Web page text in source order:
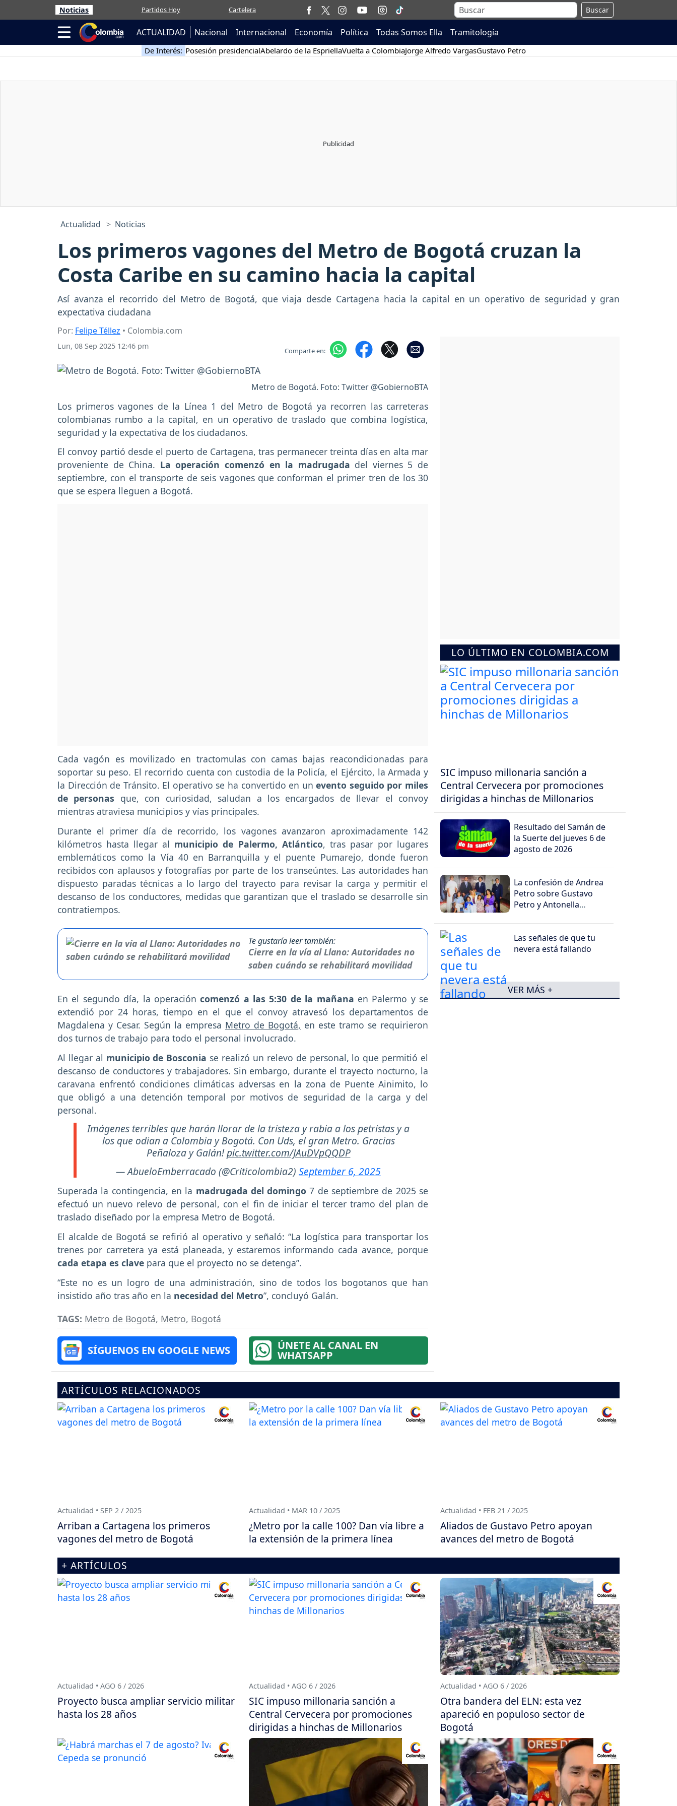
Noticias Partidos Hoy Cartelera Buscar
ACTUALIDAD Nacional Internacional Economía Política Todas Somos Ella Tramitología
De Interés: Posesión presidencialAbelardo de la EspriellaVuelta a ColombiaJorge Alfredo VargasGustavo Petro
Actualidad Noticias
Los primeros vagones del Metro de Bogotá cruzan la
Costa Caribe en su camino hacia la capital
Así avanza el recorrido del Metro de Bogotá, que viaja desde Cartagena hacia la capital en un operativo de seguridad y gran
expectativa ciudadana
Por: Felipe Téllez • Colombia.com
Lun, 08 Sep 2025 12:46 pm Comparte en:
Metro de Bogotá. Foto: Twitter @GobiernoBTA
Los primeros vagones de la Línea 1 del Metro de Bogotá ya recorren las carreteras
colombianas rumbo a la capital, en un operativo de traslado que combina logística,
seguridad y la expectativa de los ciudadanos.
El convoy partió desde el puerto de Cartagena, tras permanecer treinta días en alta mar
proveniente de China. La operación comenzó en la madrugada del viernes 5 de
septiembre, con el transporte de seis vagones que conforman el primer tren de los 30
que se espera lleguen a Bogotá.
Cada vagón es movilizado en tractomulas con camas bajas reacondicionadas para
soportar su peso. El recorrido cuenta con custodia de la Policía, el Ejército, la Armada y
la Dirección de Tránsito. El operativo se ha convertido en unevento seguido por miles
de personas que, con curiosidad, saludan a los encargados de llevar el convoy
mientras atraviesa municipios y vías principales.
Durante el primer día de recorrido, los vagones avanzaron aproximadamente 142
kilómetros hasta llegar al municipio de Palermo, Atlántico, tras pasar por lugares
emblemáticos como la Vía 40 en Barranquilla y el puente Pumarejo, donde fueron
recibidos con aplausos y fotografías por parte de los transeúntes. Las autoridades han
dispuesto paradas técnicas a lo largo del trayecto para revisar la carga y permitir el
descanso de los conductores, medidas que garantizan que el traslado se desarrolle sin
contratiempos.
Te gustaría leer también:
Cierre en la vía al Llano: Autoridades no
saben cuándo se rehabilitará movilidad
En el segundo día, la operacióncomenzó a las 5:30 de la mañana en Palermo y se
extendió por 24 horas, tiempo en el que el convoy atravesó los departamentos de
Magdalena y Cesar. Según la empresa Metro de Bogotá, en este tramo se requirieron
dos turnos de trabajo para todo el personal involucrado.
Al llegar al municipio de Bosconia se realizó un relevo de personal, lo que permitió el
descanso de conductores y trabajadores. Sin embargo, durante el trayecto nocturno, la
caravana enfrentó condiciones climáticas adversas en la zona de Puente Ainimito, lo
que obligó a una detención temporal por motivos de seguridad de la carga y del
personal.
Imágenes terribles que harán llorar de la tristeza y rabia a los petristas y a
los que odian a Colombia y Bogotá. Con Uds, el gran Metro. Gracias
Peñaloza y Galán!pic.twitter.com/JAuDVpQQDP
— AbueloEmberracado (@Criticolombia2) September 6, 2025
Superada la contingencia, en la madrugada del domingo 7 de septiembre de 2025 se
efectuó un nuevo relevo de personal, con el fin de iniciar el tercer tramo del plan de
traslado diseñado por la empresa Metro de Bogotá.
El alcalde de Bogotá se refirió al operativo y señaló: “La logística para transportar los
trenes por carretera ya está planeada, y estaremos informando cada avance, porque
cada etapa es clave para que el proyecto no se detenga”.
“Este no es un logro de una administración, sino de todos los bogotanos que han
insistido año tras año en la necesidad del Metro”, concluyó Galán.
TAGS: Metro de Bogotá, Metro, Bogotá
SÍGUENOS EN GOOGLE NEWS ÚNETE AL CANAL EN
WHATSAPP
LO ÚLTIMO EN COLOMBIA.COM
SIC impuso millonaria sanción a
Central Cervecera por promociones
dirigidas a hinchas de Millonarios
Resultado del Samán de
la Suerte del jueves 6 de
agosto de 2026
La confesión de Andrea
Petro sobre Gustavo
Petro y Antonella
Las señales de que tu
nevera está fallando
VER MÁS +
ARTÍCULOS RELACIONADOS
Actualidad • SEP 2 / 2025
Arriban a Cartagena los primeros
vagones del metro de Bogotá
Actualidad • MAR 10 / 2025
¿Metro por la calle 100? Dan vía libre a
la extensión de la primera línea
Actualidad • FEB 21 / 2025
Aliados de Gustavo Petro apoyan
avances del metro de Bogotá
+ ARTÍCULOS
Actualidad • AGO 6 / 2026
Proyecto busca ampliar servicio militar
hasta los 28 años
Actualidad • AGO 6 / 2026
SIC impuso millonaria sanción a
Central Cervecera por promociones
dirigidas a hinchas de Millonarios
Actualidad • AGO 6 / 2026
Otra bandera del ELN: esta vez
apareció en populoso sector de
Bogotá